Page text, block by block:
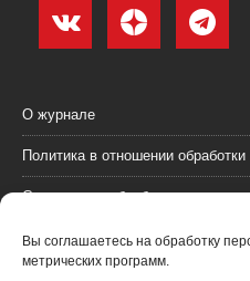
Вы соглашаетесь на обработку
метрических программ.
О журнале
Политика в отношении
Согласие на обработку
Пользовательское соглашение